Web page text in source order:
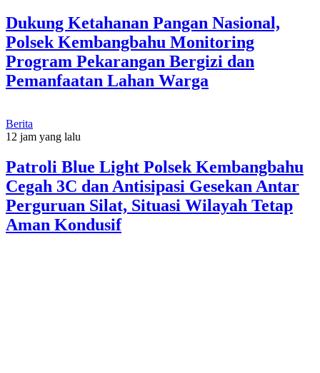
Dukung Ketahanan Pangan Nasional,
Polsek Kembangbahu Monitoring
Program Pekarangan Bergizi dan
Pemanfaatan Lahan Warga
Berita
12 jam yang lalu
Patroli Blue Light Polsek Kembangbahu
Cegah 3C dan Antisipasi Gesekan Antar
Perguruan Silat, Situasi Wilayah Tetap
Aman Kondusif